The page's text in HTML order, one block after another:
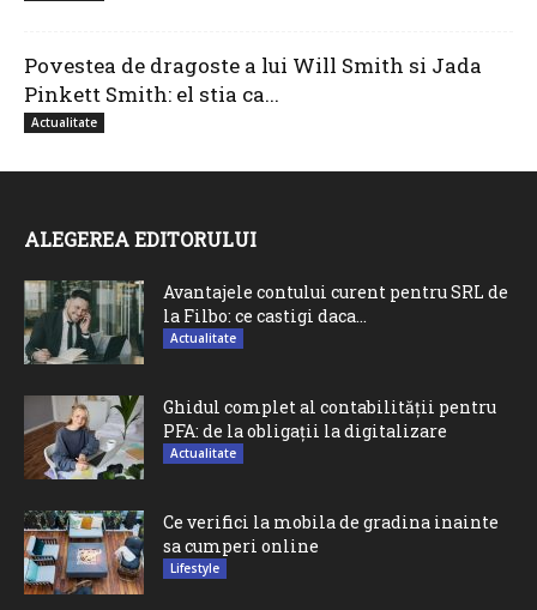
Povestea de dragoste a lui Will Smith si Jada
Pinkett Smith: el stia ca...
Actualitate
ALEGEREA EDITORULUI
Avantajele contului curent pentru SRL de
la Filbo: ce castigi daca...
Actualitate
Ghidul complet al contabilității pentru
PFA: de la obligații la digitalizare
Actualitate
Ce verifici la mobila de gradina inainte
sa cumperi online
Lifestyle